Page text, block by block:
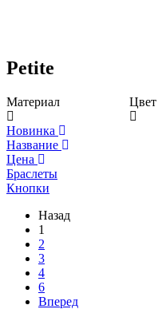
Petite
Материал Цвет
Новинка
Название
Цена
Браслеты
Кнопки
Назад
1
2
3
4
6
Вперед